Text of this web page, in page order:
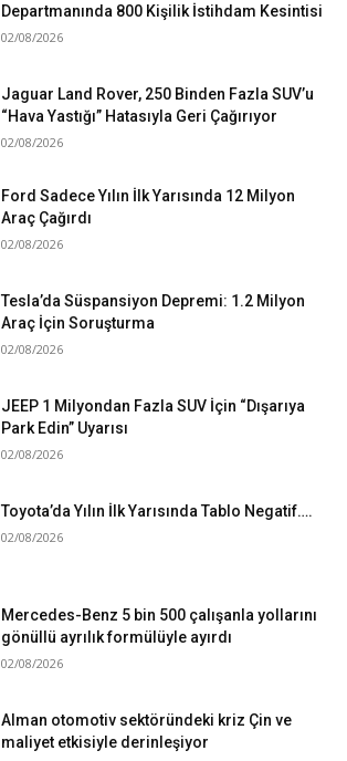
Departmanında 800 Kişilik İstihdam Kesintisi
02/08/2026
Jaguar Land Rover, 250 Binden Fazla SUV’u
“Hava Yastığı” Hatasıyla Geri Çağırıyor
02/08/2026
Ford Sadece Yılın İlk Yarısında 12 Milyon
Araç Çağırdı
02/08/2026
Tesla’da Süspansiyon Depremi: 1.2 Milyon
Araç İçin Soruşturma
02/08/2026
JEEP 1 Milyondan Fazla SUV İçin “Dışarıya
Park Edin” Uyarısı
02/08/2026
Toyota’da Yılın İlk Yarısında Tablo Negatif….
02/08/2026
Mercedes-Benz 5 bin 500 çalışanla yollarını
gönüllü ayrılık formülüyle ayırdı
02/08/2026
Alman otomotiv sektöründeki kriz Çin ve
maliyet etkisiyle derinleşiyor